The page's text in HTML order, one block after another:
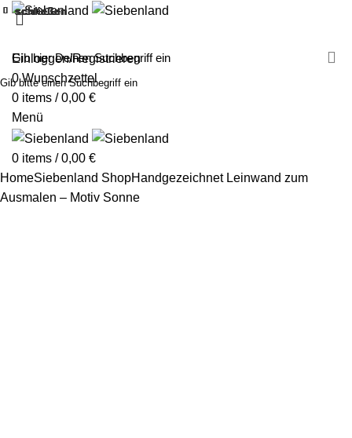
Einloggen/Registrieren
0Wunschzettel
0 items / 0,00 €
Menü
0 items / 0,00 €
HomeSiebenland ShopHandgezeichnetLeinwand zum
Ausmalen – Motiv Sonne
schließen
schließen
schließen
schließen
schließen
schließen
schließen
schließen
schließen
schließen
schließen
schließen
schließen
schließen
schließen
schließen
schließen
schließen
Gib bitte einen Suchbegriff ein